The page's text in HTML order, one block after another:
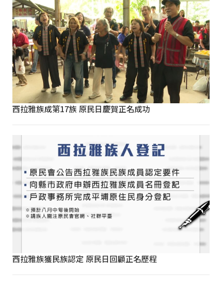
西拉雅族成第17族 原民日慶賀正名成功
西拉雅族獲民族認定 原民日回顧正名歷程